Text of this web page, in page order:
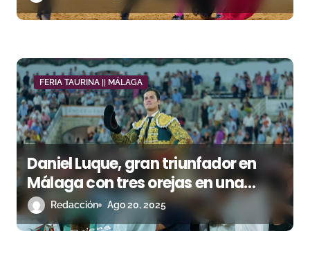
FERIA TAURINA || MÁLAGA
Daniel Luque, gran triunfador en
Málaga con tres orejas en una
tarde marcada por el viento
Redacción Ago 20, 2025